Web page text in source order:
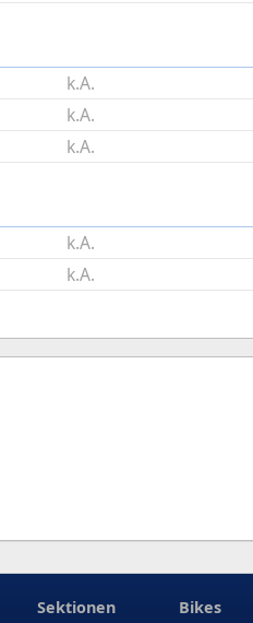
k.A.
k.A.
k.A.
k.A.
k.A.
Sektionen Bikes